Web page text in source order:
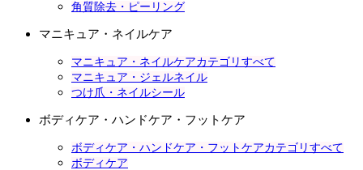
角質除去・ピーリング
マニキュア・ネイルケア
マニキュア・ネイルケアカテゴリすべて
マニキュア・ジェルネイル
つけ爪・ネイルシール
ボディケア・ハンドケア・フットケア
ボディケア・ハンドケア・フットケアカテゴリすべて
ボディケア